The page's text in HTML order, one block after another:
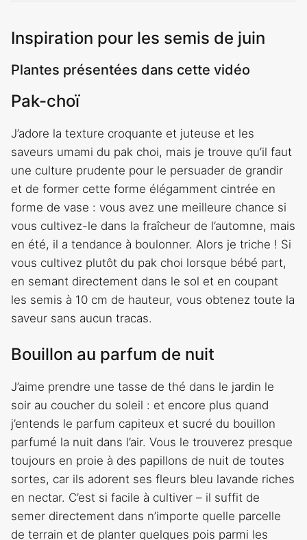
Inspiration pour les semis de juin
Plantes présentées dans cette vidéo
Pak-choï
J’adore la texture croquante et juteuse et les
saveurs umami du pak choi, mais je trouve qu’il faut
une culture prudente pour le persuader de grandir
et de former cette forme élégamment cintrée en
forme de vase : vous avez une meilleure chance si
vous cultivez-le dans la fraîcheur de l’automne, mais
en été, il a tendance à boulonner. Alors je triche ! Si
vous cultivez plutôt du pak choi lorsque bébé part,
en semant directement dans le sol et en coupant
les semis à 10 cm de hauteur, vous obtenez toute la
saveur sans aucun tracas.
Bouillon au parfum de nuit
J’aime prendre une tasse de thé dans le jardin le
soir au coucher du soleil : et encore plus quand
j’entends le parfum capiteux et sucré du bouillon
parfumé la nuit dans l’air. Vous le trouverez presque
toujours en proie à des papillons de nuit de toutes
sortes, car ils adorent ses fleurs bleu lavande riches
en nectar. C’est si facile à cultiver – il suffit de
semer directement dans n’importe quelle parcelle
de terrain et de planter quelques pois parmi les